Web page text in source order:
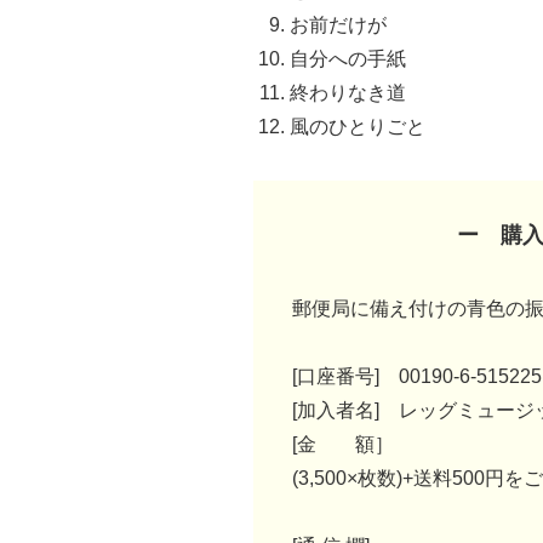
お前だけが
自分への手紙
終わりなき道
風のひとりごと
ー 購
郵便局に備え付けの青色の
[口座番号] 00190-6-515225
[加入者名]
レッグミュージ
[金 額］
(3,500×枚数)+送料500円を